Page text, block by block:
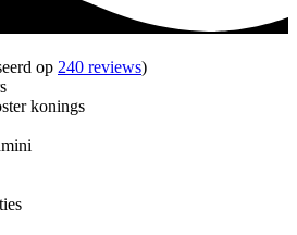
op 240 reviews)